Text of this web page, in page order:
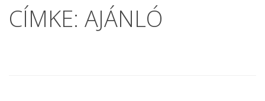
CÍMKE: AJÁNLÓ